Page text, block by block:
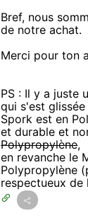
Bref, nous
de notre achat.
Merci pour ton
PS : Il y a juste
qui s'est
Spork est en
et durable et
Polypropylène,
en revanche le
Polypropylène
respectueux de